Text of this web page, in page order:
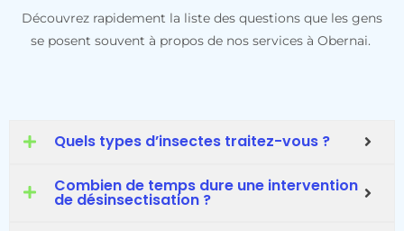
Découvrez rapidement la liste des questions que les gens
se posent souvent à propos de nos services à Obernai.
Quels types d’insectes traitez-vous ?
Combien de temps dure une intervention
de désinsectisation ?